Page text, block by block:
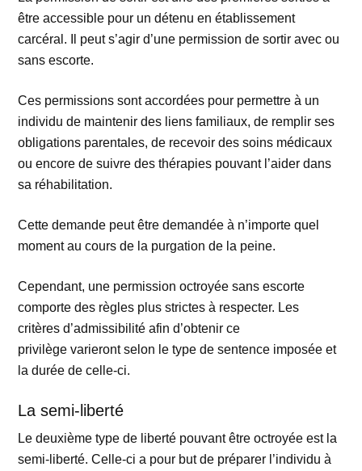
être accessible pour un détenu en établissement
carcéral. Il peut s’agir d’une permission de sortir avec ou
sans escorte.
Ces permissions sont accordées pour permettre à un
individu de maintenir des liens familiaux, de remplir ses
obligations parentales, de recevoir des soins médicaux
ou encore de suivre des thérapies pouvant l’aider dans
sa réhabilitation.
Cette demande peut être demandée à n’importe quel
moment au cours de la purgation de la peine.
Cependant, une permission octroyée sans escorte
comporte des règles plus strictes à respecter. Les
critères d’admissibilité afin d’obtenir ce
privilège varieront selon le type de sentence imposée et
la durée de celle-ci.
La semi-liberté
Le deuxième type de liberté pouvant être octroyée est la
semi-liberté. Celle-ci a pour but de préparer l’individu à